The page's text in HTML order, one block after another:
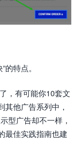
特点。
，有可能你10套文
他广告系列中，
型广告却不一样，
最佳实践指南也建